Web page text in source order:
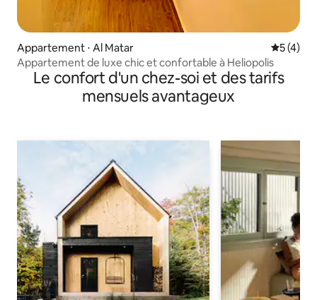
Appartement ⋅ Al Matar
5 (4)
Appartement de luxe chic et confortable à Heliopolis
Le confort d'un chez-soi et des tarifs
mensuels avantageux